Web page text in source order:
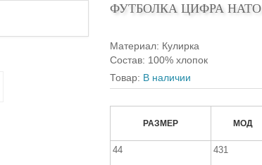
ФУТБОЛКА ЦИФРА НАТО
Материал: Кулирка
Состав: 100% хлопок
Товар: В наличии
РАЗМЕР МОД
44 431